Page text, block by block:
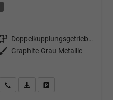
Getriebe
Doppelkupplungsgetriebe (DSG)
Außenfarbe
Graphite-Grau Metallic
Kontakt & Angebot anfordern
PDF-Datei, Fahrzeugexposé